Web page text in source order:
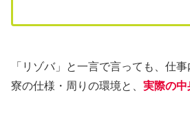
「リゾバ」と一言で言っても、仕
寮の仕様・周りの環境と、 実際の中